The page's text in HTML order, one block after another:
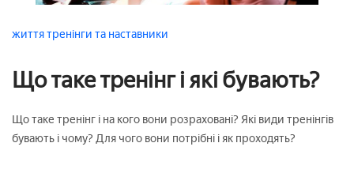
життятренінги та наставники
Що таке тренінг і які бувають?
Що таке тренінг і на кого вони розраховані? Які види тренінгів
бувають і чому? Для чого вони потрібні і як проходять?